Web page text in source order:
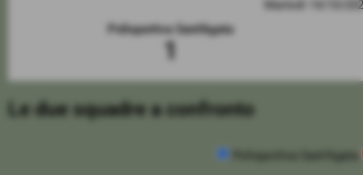
Martedì 14/10/
Polisportiva Sant'Agata
1
Le due squadre a confronto
Polisportiva Sant'Agata